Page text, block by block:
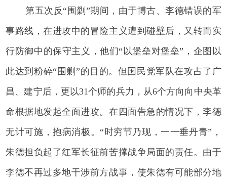
第五次反“围剿”期间，由于博古、李德错误的军
事路线，在进攻中的冒险主义遭到碰壁后，又转而实
行防御中的保守主义，他们“以堡垒对堡垒”，企图以
此达到粉碎“围剿”的目的。但国民党军队在攻占了广
昌、建宁后，更以31个师的兵力，从6个方向向中央革
命根据地发起全面进攻。在四面告急的情况下，李德
无计可施，抱病消极。“时穷节乃现，一一垂丹青”，
朱德担负起了红军长征前苦撑战争局面的责任。由于
李德不再过多地干涉前方战事，使朱德有可能部分地